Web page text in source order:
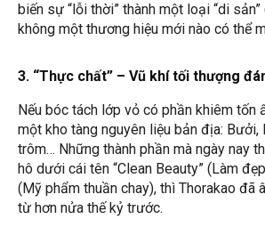
biến sự “lỗi thời” thành một loại “di
không một thương hiệu mới nào có thể
3. “Thực chất” – Vũ khí tối thượng
Nếu bóc tách lớp vỏ có phần khiêm tốn
một kho tàng nguyên liệu bản địa: Bưởi,
trôm… Những thành phần mà ngày nay
hô dưới cái tên “Clean Beauty” (Làm
(Mỹ phẩm thuần chay), thì Thorakao đã
từ hơn nửa thế kỷ trước.